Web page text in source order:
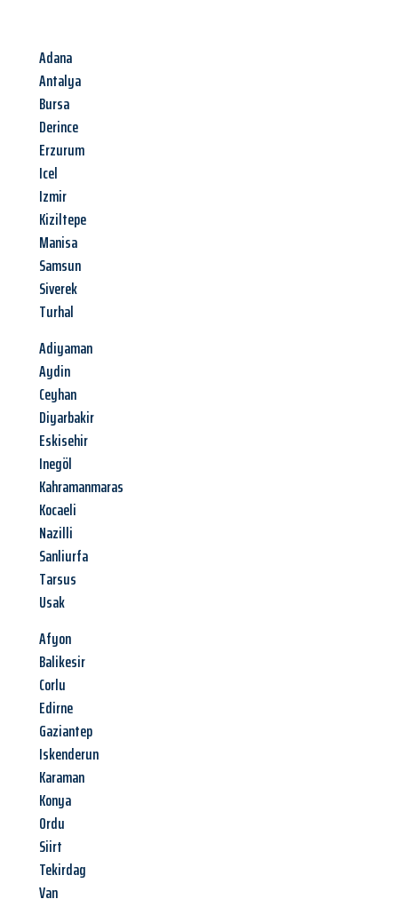
Adana
Antalya
Bursa
Derince
Erzurum
Icel
Izmir
Kiziltepe
Manisa
Samsun
Siverek
Turhal
Adiyaman
Aydin
Ceyhan
Diyarbakir
Eskisehir
Inegöl
Kahramanmaras
Kocaeli
Nazilli
Sanliurfa
Tarsus
Usak
Afyon
Balikesir
Corlu
Edirne
Gaziantep
Iskenderun
Karaman
Konya
Ordu
Siirt
Tekirdag
Van